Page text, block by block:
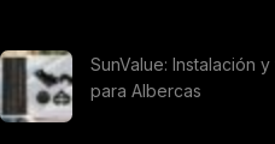
SunValue: Instalación
para Albercas